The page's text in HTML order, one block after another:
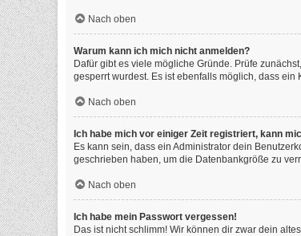
Nach oben
Warum kann ich mich nicht anmelden?
Dafür gibt es viele mögliche Gründe. Prüfe
gesperrt wurdest. Es ist ebenfalls möglich, dass
Nach oben
Ich habe mich vor einiger Zeit registriert, kann
Es kann sein, dass ein Administrator dein
geschrieben haben, um die Datenbankgröße zu
Nach oben
Ich habe mein Passwort vergessen!
Das ist nicht schlimm! Wir können dir zwar dein